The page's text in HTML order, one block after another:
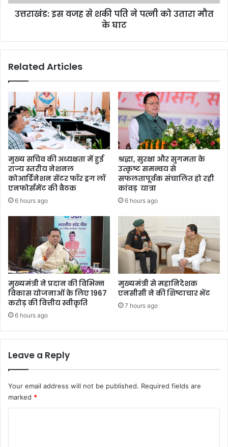
को
उतारा
उत्तराखंड: इस वजह से शकी पति ने पत्नी को उतारा मौत
के घाट
Related Articles
मुख्य सचिव की अध्यक्षता में हुई
राज्य स्तरीय नेशनल
कोआर्डिनेशन सेंटर फॉर ड्रग लॉ
एनफोर्समेंट की बैठक
6 hours ago
श्रद्धा, सुरक्षा और सुगमता के
उत्कृष्ट समन्वय से
सफलतापूर्वक संचालित हो रही
कांवड़ यात्रा
6 hours ago
मुख्यमंत्री ने प्रदान की विभिन्न
विकास योजनाओं के लिए 1967
करोड़ की वित्तीय स्वीकृति
6 hours ago
मुख्यमंत्री से महानिदेशक
एनसीसी ने की शिष्टाचार भेंट
7 hours ago
Leave a Reply
Your email address will not be published. Required fields are
marked *